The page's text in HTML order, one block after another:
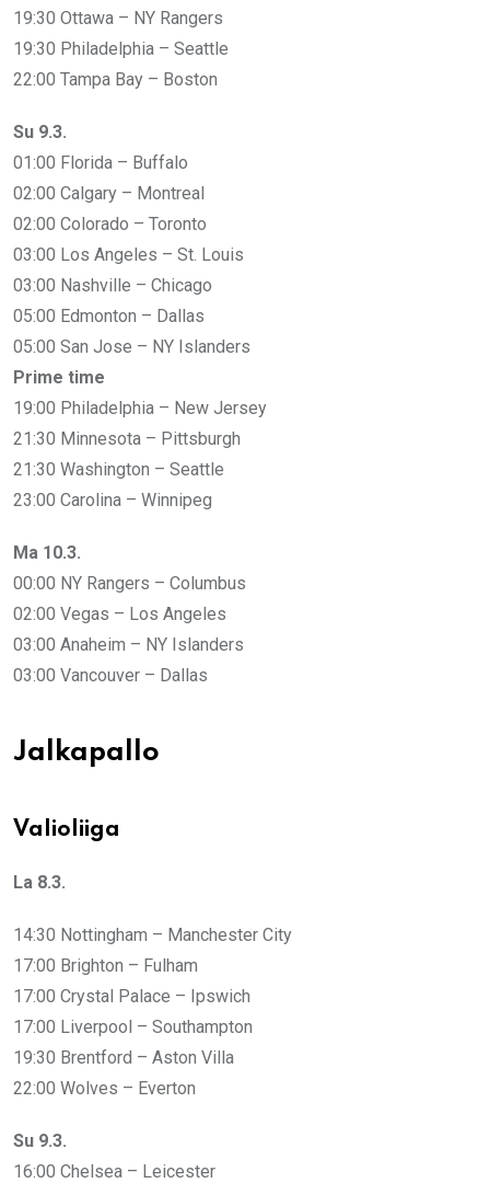
19:30 Ottawa – NY Rangers
19:30 Philadelphia – Seattle
22:00 Tampa Bay – Boston
Su 9.3.
01:00 Florida – Buffalo
02:00 Calgary – Montreal
02:00 Colorado – Toronto
03:00 Los Angeles – St. Louis
03:00 Nashville – Chicago
05:00 Edmonton – Dallas
05:00 San Jose – NY Islanders
Prime time
19:00 Philadelphia – New Jersey
21:30 Minnesota – Pittsburgh
21:30 Washington – Seattle
23:00 Carolina – Winnipeg
Ma 10.3.
00:00 NY Rangers – Columbus
02:00 Vegas – Los Angeles
03:00 Anaheim – NY Islanders
03:00 Vancouver – Dallas
Jalkapallo
Valioliiga
La 8.3.
14:30 Nottingham – Manchester City
17:00 Brighton – Fulham
17:00 Crystal Palace – Ipswich
17:00 Liverpool – Southampton
19:30 Brentford – Aston Villa
22:00 Wolves – Everton
Su 9.3.
16:00 Chelsea – Leicester